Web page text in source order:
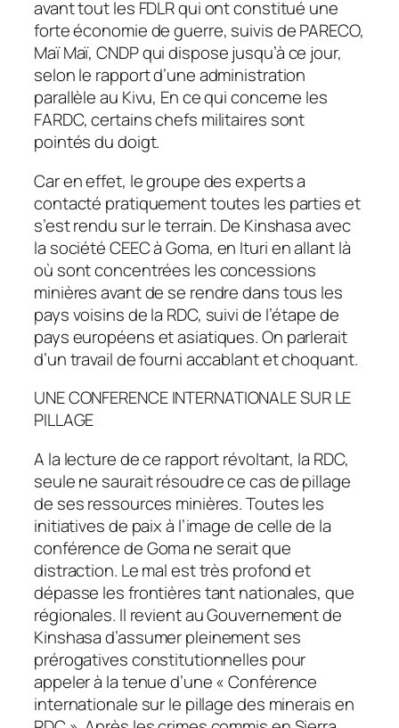
avant tout les FDLR qui ont constitué une
forte économie de guerre, suivis de PARECO,
Maï Maï, CNDP qui dispose jusqu’à ce jour,
selon le rapport d’une administration
parallèle au Kivu, En ce qui concerne les
FARDC, certains chefs militaires sont
pointés du doigt.
Car en effet, le groupe des experts a
contacté pratiquement toutes les parties et
s’est rendu sur le terrain. De Kinshasa avec
la société CEEC à Goma, en Ituri en allant là
où sont concentrées les concessions
minières avant de se rendre dans tous les
pays voisins de la RDC, suivi de l’étape de
pays européens et asiatiques. On parlerait
d’un travail de fourni accablant et choquant.
UNE CONFERENCE INTERNATIONALE SUR LE
PILLAGE
A la lecture de ce rapport révoltant, la RDC,
seule ne saurait résoudre ce cas de pillage
de ses ressources minières. Toutes les
initiatives de paix à l’image de celle de la
conférence de Goma ne serait que
distraction. Le mal est très profond et
dépasse les frontières tant nationales, que
régionales. Il revient au Gouvernement de
Kinshasa d’assumer pleinement ses
prérogatives constitutionnelles pour
appeler à la tenue d’une « Conférence
internationale sur le pillage des minerais en